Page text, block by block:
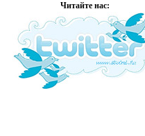
Читайте нас: